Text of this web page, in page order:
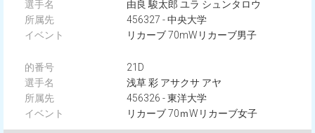
由良 駿太郎 ユラ シュンタロウ
456327 - 中央大学
リカーブ 70mWリカーブ男子
21D
浅草 彩 アサクサ アヤ
456326 - 東洋大学
リカーブ 70ｍWリカーブ女子